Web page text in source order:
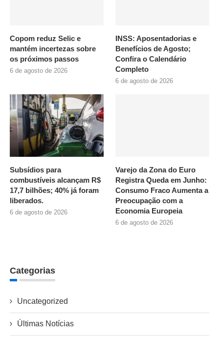
Copom reduz Selic e
mantém incertezas sobre
os próximos passos
6 de agosto de 2026
INSS: Aposentadorias e
Benefícios de Agosto;
Confira o Calendário
Completo
6 de agosto de 2026
Subsídios para
combustíveis alcançam R$
17,7 bilhões; 40% já foram
liberados.
6 de agosto de 2026
Varejo da Zona do Euro
Registra Queda em Junho:
Consumo Fraco Aumenta a
Preocupação com a
Economia Europeia
6 de agosto de 2026
Categorias
Uncategorized
Últimas Notícias